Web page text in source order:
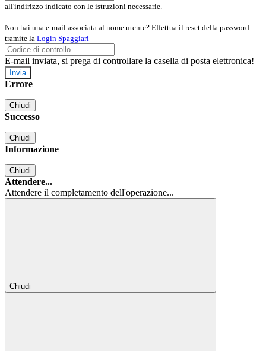
all'indirizzo indicato con le istruzioni necessarie.
Non hai una e-mail associata al nome utente? Effettua il reset della password
tramite la Login Spaggiari
E-mail inviata, si prega di controllare la casella di posta elettronica!
Errore
Chiudi
Successo
Chiudi
Informazione
Chiudi
Attendere...
Attendere il completamento dell'operazione...
Chiudi